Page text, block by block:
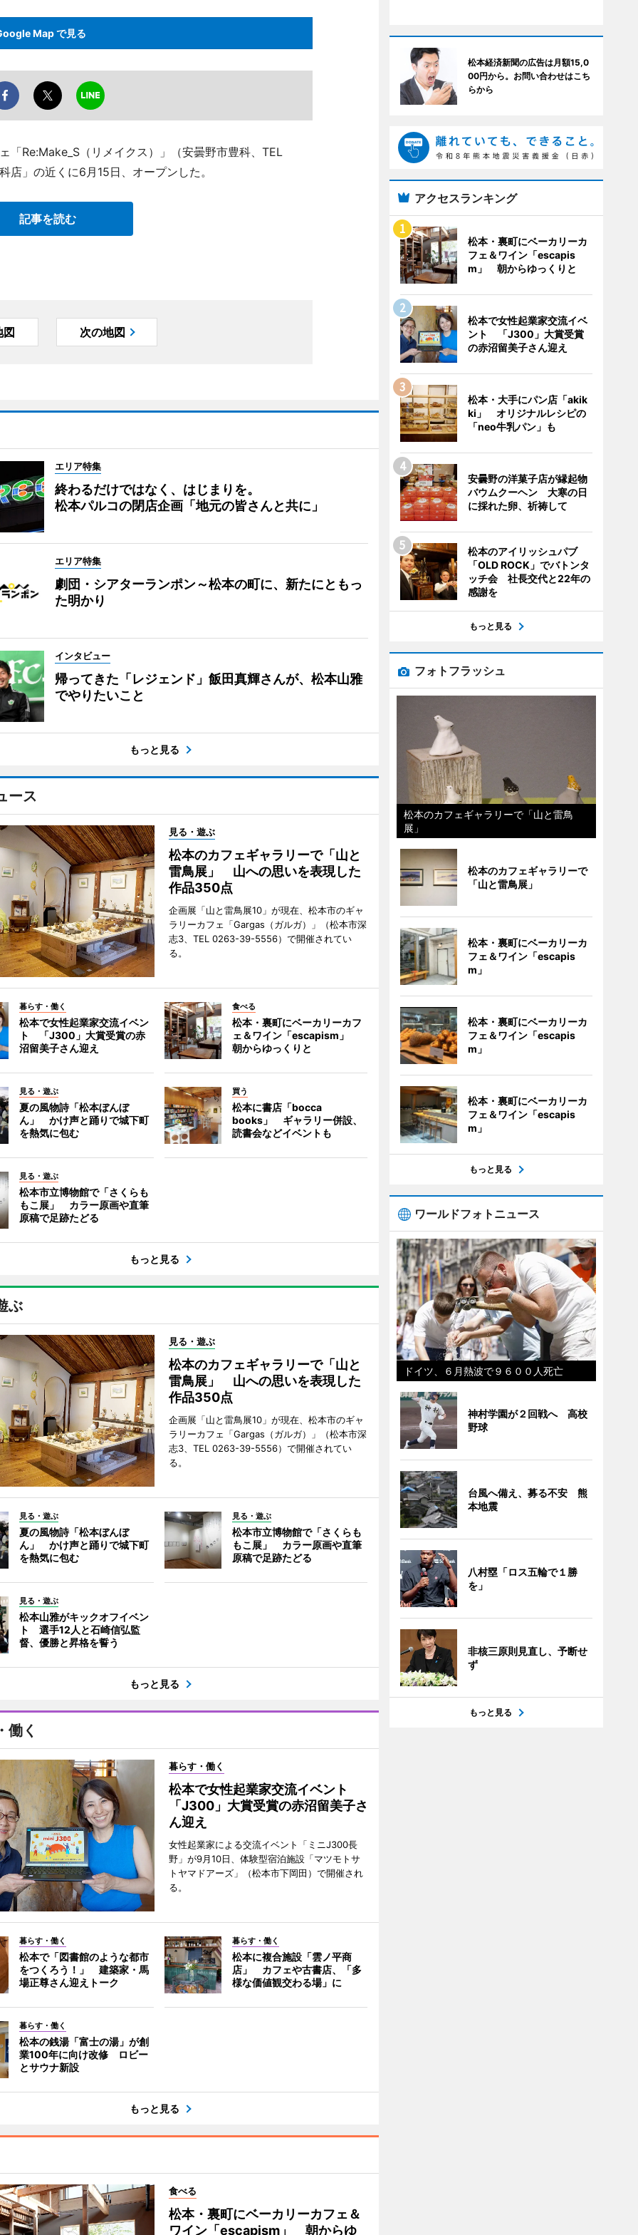
Map で見る
「Re:Make_S（リメイクス）」（安曇野市豊科、TEL
」の近くに6月15日、オープンした。
記事を読む
図 次の地図
エリア特集
終わるだけではなく、はじまりを。
松本パルコの閉店企画「地元の皆さんと共に」
エリア特集
劇団・シアターランポン～松本の町に、新たにともっ
た明かり
インタビュー
帰ってきた「レジェンド」飯田真輝さんが、松本山雅
でやりたいこと
もっと見る
ース
見る・遊ぶ
松本のカフェギャラリーで「山と
雷鳥展」 山への思いを表現した
作品350点
企画展「山と雷鳥展10」が現在、松本市のギャ
ラリーカフェ「Gargas（ガルガ）」（松本市深
志3、TEL 0263-39-5556）で開催されてい
る。
暮らす・働く
松本で女性起業家交流イベン
ト 「J300」大賞受賞の赤
沼留美子さん迎え
食べる
松本・裏町にベーカリーカフ
ェ＆ワイン「escapism」
朝からゆっくりと
見る・遊ぶ
夏の風物詩「松本ぼんぼ
ん」 かけ声と踊りで城下町
を熱気に包む
買う
松本に書店「bocca
books」 ギャラリー併設、
読書会などイベントも
見る・遊ぶ
松本市立博物館で「さくらも
もこ展」 カラー原画や直筆
原稿で足跡たどる
もっと見る
ぶ
見る・遊ぶ
松本のカフェギャラリーで「山と
雷鳥展」 山への思いを表現した
作品350点
企画展「山と雷鳥展10」が現在、松本市のギャ
ラリーカフェ「Gargas（ガルガ）」（松本市深
志3、TEL 0263-39-5556）で開催されてい
る。
見る・遊ぶ
夏の風物詩「松本ぼんぼ
ん」 かけ声と踊りで城下町
を熱気に包む
見る・遊ぶ
松本市立博物館で「さくらも
もこ展」 カラー原画や直筆
原稿で足跡たどる
見る・遊ぶ
松本山雅がキックオフイベン
ト 選手12人と石崎信弘監
督、優勝と昇格を誓う
もっと見る
働く
暮らす・働く
松本で女性起業家交流イベント
「J300」大賞受賞の赤沼留美子さ
ん迎え
女性起業家による交流イベント「ミニJ300長
野」が9月10日、体験型宿泊施設「マツモトサ
トヤマドアーズ」（松本市下岡田）で開催され
る。
暮らす・働く
松本で「図書館のような都市
をつくろう！」 建築家・馬
場正尊さん迎えトーク
暮らす・働く
松本に複合施設「雲ノ平商
店」 カフェや古書店、「多
様な価値観交わる場」に
暮らす・働く
松本の銭湯「富士の湯」が創
業100年に向け改修 ロビー
とサウナ新設
もっと見る
食べる
松本・裏町にベーカリーカフェ＆
ワイン「escapism」 朝からゆ
松本経済新聞の広告は月額15,0
00円から。お問い合わせはこち
らから
アクセスランキング
松本・裏町にベーカリーカ
フェ＆ワイン「escapis
m」 朝からゆっくりと
松本で女性起業家交流イベ
ント 「J300」大賞受賞
の赤沼留美子さん迎え
松本・大手にパン店「akik
ki」 オリジナルレシピの
「neo牛乳パン」も
安曇野の洋菓子店が縁起物
バウムクーヘン 大寒の日
に採れた卵、祈祷して
松本のアイリッシュパブ
「OLD ROCK」でバトンタ
ッチ会 社長交代と22年の
感謝を
もっと見る
フォトフラッシュ
松本のカフェギャラリーで「山と雷鳥
展」
松本のカフェギャラリーで
「山と雷鳥展」
松本・裏町にベーカリーカ
フェ＆ワイン「escapis
m」
松本・裏町にベーカリーカ
フェ＆ワイン「escapis
m」
松本・裏町にベーカリーカ
フェ＆ワイン「escapis
m」
もっと見る
ワールドフォトニュース
ドイツ、６月熱波で９６００人死亡
神村学園が２回戦へ 高校
野球
台風へ備え、募る不安 熊
本地震
八村塁「ロス五輪で１勝
を」
非核三原則見直し、予断せ
ず
もっと見る